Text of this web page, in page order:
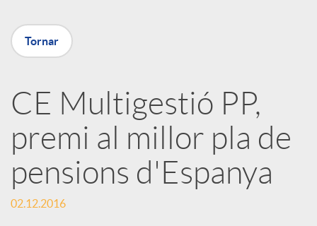
P
u
b
l
i
Tornar
CE Multigestió PP,
premi al millor pla de
pensions d'Espanya
02.12.2016